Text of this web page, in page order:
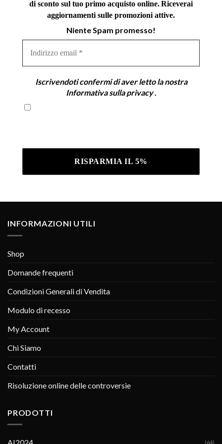
di sconto sul tuo primo acquisto online.Riceverai
aggiornamenti sulle promozioni attive.
Niente Spam promesso!
email
Iscrivendoti confermi di aver letto la nostra
Informativa sulla privacy.
INFORMAZIONI UTILI
Shop
Domande frequenti
Condizioni Generali di Vendita
Modulo di recesso
My Account
Chi Siamo
Contatti
Risoluzione online delle controversie
PRODOTTI
(64)